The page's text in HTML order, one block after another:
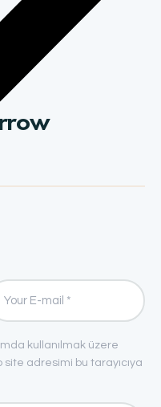
kullanılmak üzere
adresimi bu tarayıcıya